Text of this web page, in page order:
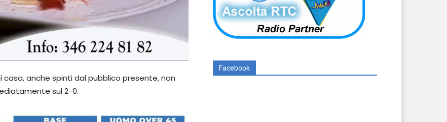
anche spinti dal pubblico presente, non
sul 2-0.
Facebook